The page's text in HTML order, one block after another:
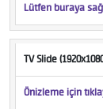
Lütfen buraya sağ
TV Slide
Önizleme için